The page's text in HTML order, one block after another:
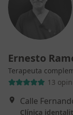
Ernesto
Terapeuta
13
Calle
Clínica